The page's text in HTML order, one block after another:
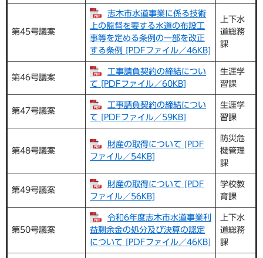
第45号議案
志木市水道事業に係る技術
上の監督を要する水道の布設工
事等を定める条例の一部を改正
する条例 [PDFファイル／46KB]
上下水
道総務
課
第46号議案
工事請負契約の締結につい
て [PDFファイル／60KB]
生涯学
習課
第47号議案
工事請負契約の締結につい
て [PDFファイル／59KB]
生涯学
習課
第48号議案
財産の取得について [PDF
ファイル／54KB]
防災危
機管理
課
第49号議案
財産の取得について [PDF
ファイル／56KB]
学校教
育課
第50号議案
令和6年度志木市水道事業利
益剰余金の処分及び決算の認定
について [PDFファイル／46KB]
上下水
道総務
課